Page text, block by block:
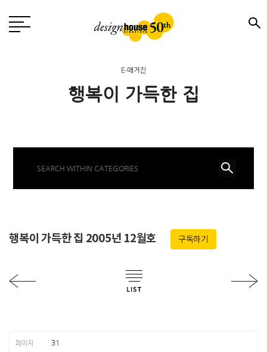
E-매거진
행복이 가득한 집
행복이 가득한 집 2005년 12월호 구독하기
31